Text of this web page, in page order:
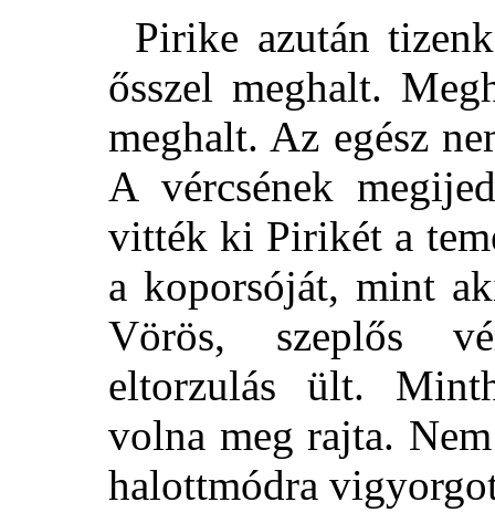
Pirike azután
ősszel meghalt.
meghalt. Az egész
A vércsének
vitték ki Pirikét a
a koporsóját, mint
Vörös, szeplős
eltorzulás ült.
volna meg rajta.
halottmódra